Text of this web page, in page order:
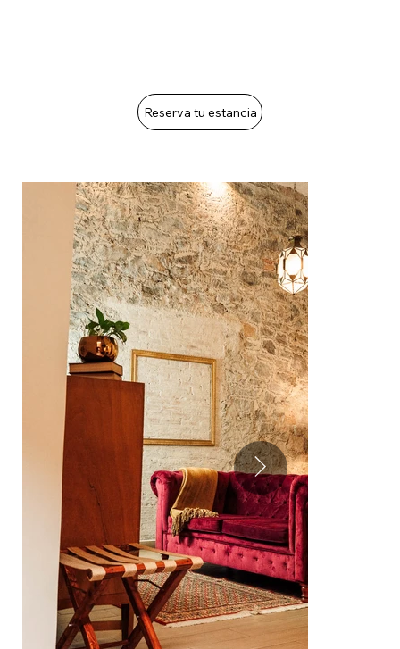
Reserva tu estancia